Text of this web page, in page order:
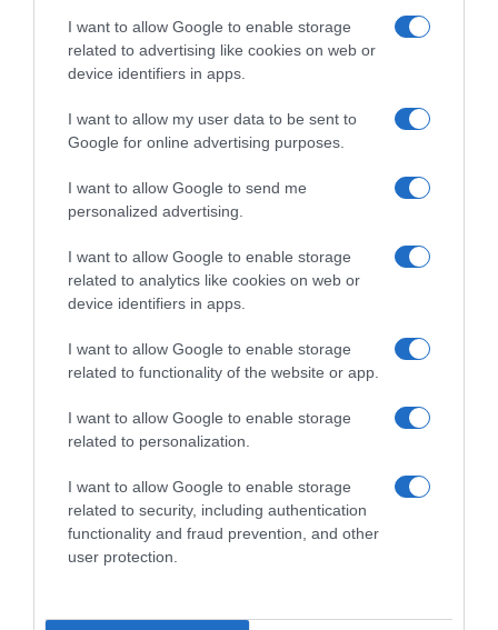
I want to allow Google to enable storage
related to advertising like cookies on web or
device identifiers in apps.
I want to allow my user data to be sent to
Google for online advertising purposes.
I want to allow Google to send me
personalized advertising.
I want to allow Google to enable storage
related to analytics like cookies on web or
device identifiers in apps.
I want to allow Google to enable storage
related to functionality of the website or app.
I want to allow Google to enable storage
related to personalization.
I want to allow Google to enable storage
related to security, including authentication
functionality and fraud prevention, and other
user protection.
“Η προστασία του ελάχιστου εισοδήματος
διαβίωσης, είτε προέρχεται από μισθούς,
συντάξεις ή συμπληρωματικό εισόδημα από
ενοίκιο, είναι ζήτημα αξιοπρέπειας. Το κράτος
οφείλει να εισπράττει, αλλά και ο πολίτης
πρέπει να μπορεί να ζει” αναφέρει ακόμα ο
Εμπορικός Σύλλογος Αθηνών.
Και ο Εμπορικός Σύλλογος Πειραιώς
χαιρετίζει κάθε πρωτοβουλία ενίσχυσης των
νοικοκυριών, ειδικά σε μια περίοδο όπου το
αυξημένο κόστος ζωής πιέζει σημαντικά το
διαθέσιμο εισόδημα των πολιτών.
Όπως σημειώνεται, “η αξιοποίηση του
ευάλωτων κοινωνικών ομάδων αποτελεί μια
θετική εξέλιξη, η οποία μπορεί να συμβάλει
στην τόνωση της κατανάλωσης και της